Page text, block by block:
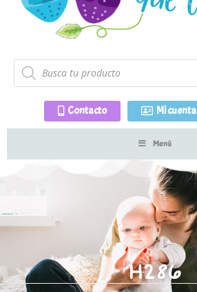
Contacto Mi cuenta
Menú
H286